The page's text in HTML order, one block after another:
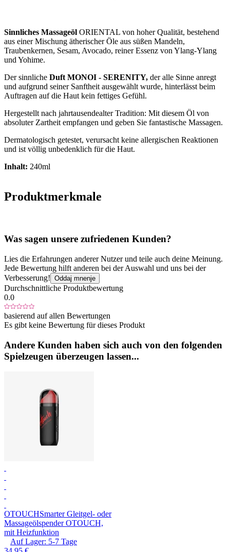
Sinnliches Massageöl ORIENTAL von hoher Qualität, bestehend
aus einer Mischung ätherischer Öle aus süßen Mandeln,
Traubenkernen, Sesam, Avocado, reiner Essenz von Ylang-Ylang
und Yohime.
Der sinnliche Duft MONOI - SERENITY, der alle Sinne anregt
und aufgrund seiner Sanftheit ausgewählt wurde, hinterlässt beim
Auftragen auf die Haut kein fettiges Gefühl.
Hergestellt nach jahrtausendealter Tradition: Mit diesem Öl von
absoluter Zartheit empfangen und geben Sie fantastische Massagen.
Dermatologisch getestet, verursacht keine allergischen Reaktionen
und ist völlig unbedenklich für die Haut.
Inhalt: 240ml
Produktmerkmale
Was sagen unsere zufriedenen Kunden?
Lies die Erfahrungen anderer Nutzer und teile auch deine Meinung.
Jede Bewertung hilft anderen bei der Auswahl und uns bei der
Verbesserung! Oddaj mnenje
Durchschnittliche Produktbewertung
0.0
basierend auf allen Bewertungen
Es gibt keine Bewertung für dieses Produkt
Andere Kunden haben sich auch von den folgenden
Spielzeugen überzeugen lassen...
OTOUCHSmarter Gleitgel- oder
Massageölspender OTOUCH,
mit Heizfunktion
Auf Lager: 5-7 Tage